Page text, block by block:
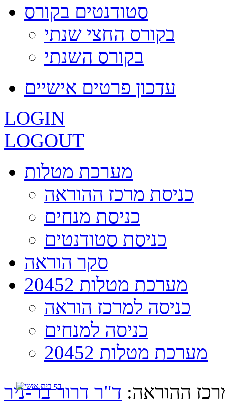
סטודנטים בקורס
בקורס החצי שנתי
בקורס השנתי
עדכון פרטים אישיים
LOGIN
LOGOUT
מערכת מטלות
כניסת מרכז ההוראה
כניסת מנחים
כניסת סטודנטים
סקר הוראה
מערכת מטלות 20452
כניסה למרכז הוראה
כניסה למנחים
מערכת מטלות 20452
ההוראה: ד"ר דרור בר-ניר